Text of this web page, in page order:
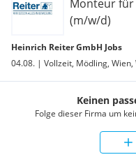
Monteur
(m/w/d)
Heinrich Reiter GmbH Jobs
04.08. | Vollzeit, Mödling, Wien,
Keinen
Folge dieser Firma um